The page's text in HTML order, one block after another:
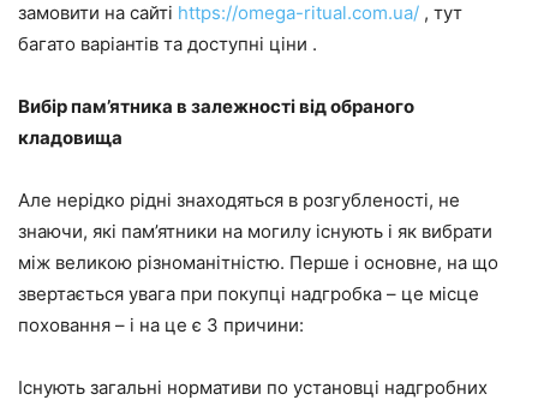
замовити на сайті https://omega-ritual.com.ua/ , тут
багато варіантів та доступні ціни .
Вибір пам’ятника в залежності від обраного
кладовища
Але нерідко рідні знаходяться в розгубленості, не
знаючи, які пам’ятники на могилу існують і як вибрати
між великою різноманітністю. Перше і основне, на що
звертається увага при покупці надгробка – це місце
поховання – і на це є 3 причини:
Існують загальні нормативи по установці надгробних